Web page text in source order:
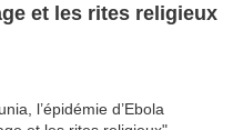
et les rites religieux